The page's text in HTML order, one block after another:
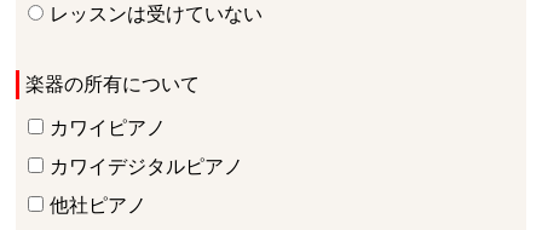
レッスンは受けていない
楽器の所有について
カワイピアノ
カワイデジタルピアノ
他社ピアノ